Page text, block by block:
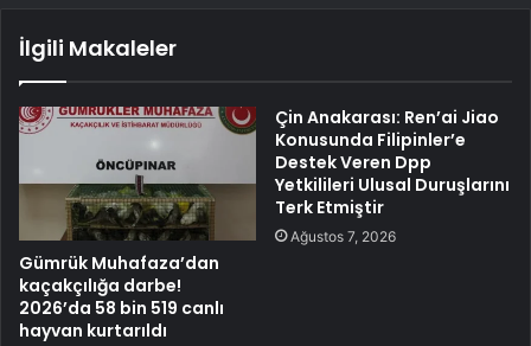
İlgili Makaleler
Gümrük Muhafaza’dan
kaçakçılığa darbe!
2026’da 58 bin 519 canlı
hayvan kurtarıldı
Çin Anakarası: Ren’ai Jiao
Konusunda Filipinler’e
Destek Veren Dpp
Yetkilileri Ulusal Duruşlarını
Terk Etmiştir
Ağustos 7, 2026